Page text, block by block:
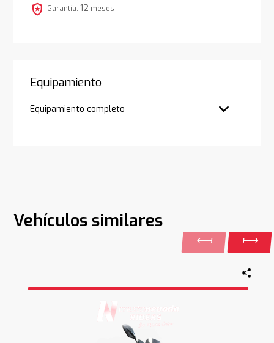
local_police Garantía: 12 meses
Equipamiento
Equipamiento completo
Vehículos similares